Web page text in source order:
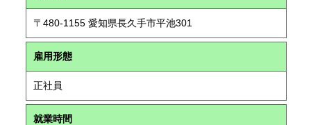
〒480-1155 愛知県長久手市平池301
雇用形態
正社員
就業時間